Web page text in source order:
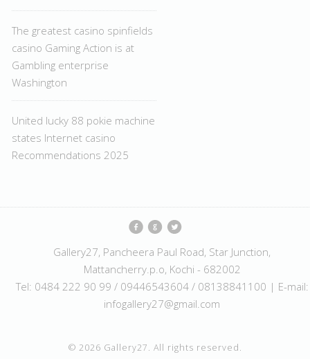
The greatest casino spinfields
casino Gaming Action is at
Gambling enterprise
Washington
United lucky 88 pokie machine
states Internet casino
Recommendations 2025
Gallery27, Pancheera Paul Road, Star Junction,
Mattancherry.p.o, Kochi - 682002
Tel: 0484 222 90 99 / 09446543604 / 08138841100 | E-mail:
infogallery27@gmail.com
© 2026 Gallery27. All rights reserved.